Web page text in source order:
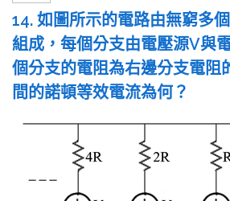
14. 如圖所示的電路由無窮多
組成，每個分支由電壓源V與
個分支的電阻為右邊分支電阻
間的諾頓等效電流為何？